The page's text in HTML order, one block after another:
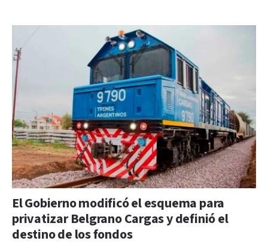
El Gobierno modificó el esquema para
privatizar Belgrano Cargas y definió el
destino de los fondos